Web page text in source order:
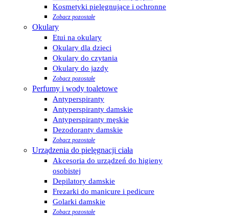
Kosmetyki pielęgnujące i ochronne
Zobacz pozostałe
Okulary
Etui na okulary
Okulary dla dzieci
Okulary do czytania
Okulary do jazdy
Zobacz pozostałe
Perfumy i wody toaletowe
Antyperspiranty
Antyperspiranty damskie
Antyperspiranty męskie
Dezodoranty damskie
Zobacz pozostałe
Urządzenia do pielęgnacji ciała
Akcesoria do urządzeń do higieny
osobistej
Depilatory damskie
Frezarki do manicure i pedicure
Golarki damskie
Zobacz pozostałe